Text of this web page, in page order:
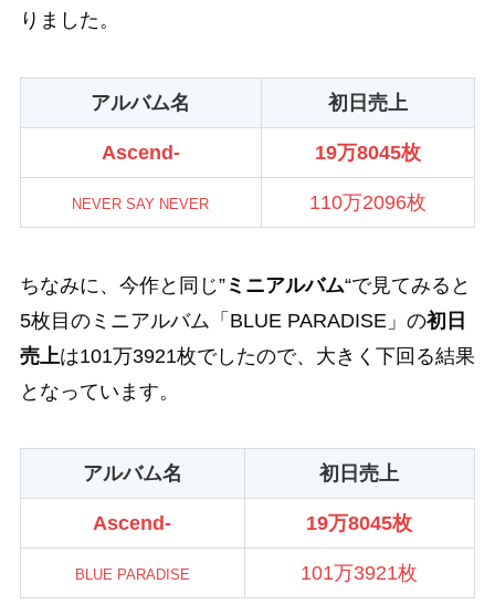
りました。
アルバム名 初日売上
Ascend- 19万8045枚
NEVER SAY NEVER 110万2096枚
ちなみに、今作と同じ”ミニアルバム“で見てみると
5枚目のミニアルバム「BLUE PARADISE」の初日
売上は101万3921枚でしたので、大きく下回る結果
となっています。
アルバム名 初日売上
Ascend- 19万8045枚
BLUE PARADISE 101万3921枚